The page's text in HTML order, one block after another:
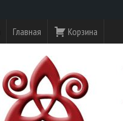
Главная Корзина